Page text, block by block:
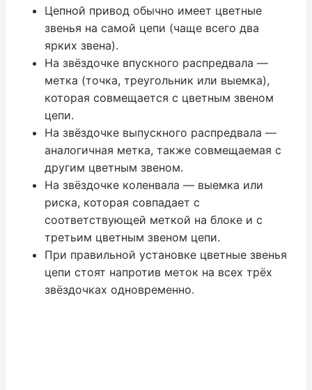
Цепной привод обычно имеет цветные
звенья на самой цепи (чаще всего два
ярких звена).
На звёздочке впускного распредвала —
метка (точка, треугольник или выемка),
которая совмещается с цветным звеном
цепи.
На звёздочке выпускного распредвала —
аналогичная метка, также совмещаемая с
другим цветным звеном.
На звёздочке коленвала — выемка или
риска, которая совпадает с
соответствующей меткой на блоке и с
третьим цветным звеном цепи.
При правильной установке цветные звенья
цепи стоят напротив меток на всех трёх
звёздочках одновременно.